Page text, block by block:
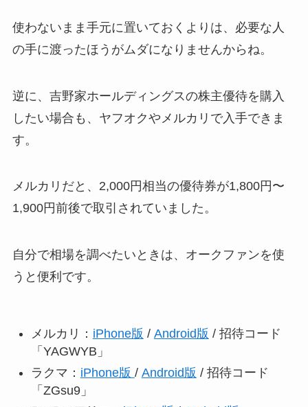
使わないまま手元に置いておくよりは、必要な人
の手に渡ったほうがムダになりませんからね。
逆に、吉野家ホールディングスの株主優待を購入
したい場合も、ヤフオクやメルカリで入手できま
す。
メルカリだと、2,000円相当の優待券が1,800円〜
1,900円前後で取引されていました。
自分で相場を調べたいときは、オークファンを使
うと便利です。
メルカリ： iPhone版 / Android版 / 招待コード
「YAGWYB」
ラクマ： iPhone版 / Android版 / 招待コード
「ZGsu9」